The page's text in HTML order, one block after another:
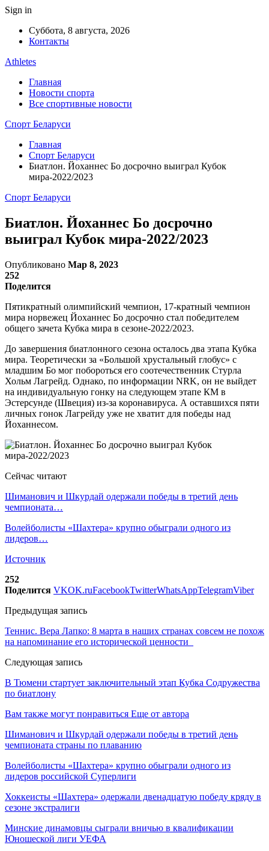
Sign in
Суббота, 8 августа, 2026
Контакты
Athletes
Главная
Новости спорта
Все спортивные новости
Спорт Беларуси
Главная
Спорт Беларуси
Биатлон. Йоханнес Бо досрочно выиграл Кубок
мира-2022/2023
Спорт Беларуси
Биатлон. Йоханнес Бо досрочно
выиграл Кубок мира-2022/2023
Опубликовано Мар 8, 2023
252
Поделится
Пятикратный олимпийский чемпион, 17-кратный чемпион
мира норвежец Йоханнес Бо досрочно стал победителем
общего зачета Кубка мира в сезоне-2022/2023.
До завершения биатлонного сезона осталось два этапа Кубка
мира. Теоретически за «Большой хрустальный глобус» с
младшим Бо мог побороться его соотечественник Стурла
Хольм Лагрейд. Однако, по информации NRK, он не выйдет
на индивидуальную гонку на следующем этапе КМ в
Эстерсунде (Швеция) из-за коронавируса. А оставшихся пяти
личных гонок Лагрейду уже не хватит для победы над
Йоханнесом.
Сейчас читают
Шиманович и Шкурдай одержали победы в третий день
чемпионата…
Волейболисты «Шахтера» крупно обыграли одного из
лидеров…
Источник
252
Поделится VKOK.ruFacebookTwitterWhatsAppTelegramViber
Предыдущая запись
Теннис. Вера Лапко: 8 марта в наших странах совсем не похож
на напоминание его исторической ценности
Следующая запись
В Тюмени стартует заключительный этап Кубка Содружества
по биатлону
Вам также могут понравиться Еще от автора
Шиманович и Шкурдай одержали победы в третий день
чемпионата страны по плаванию
Волейболисты «Шахтера» крупно обыграли одного из
лидеров российской Суперлиги
Хоккеисты «Шахтера» одержали двенадцатую победу кряду в
сезоне экстралиги
Минские динамовцы сыграли вничью в квалификации
Юношеской лиги УЕФА